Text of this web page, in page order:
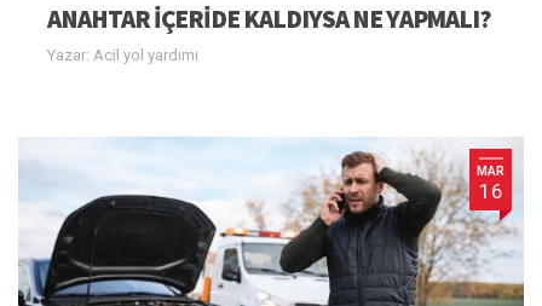
ANAHTAR IÇERIDE KALDIYSA NE YAPMALI?
Yazar: Acil yol yardımı
MAR
16